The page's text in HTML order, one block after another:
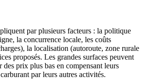
par plusieurs facteurs : la politique
la concurrence locale, les coûts
la localisation (autoroute, zone rurale
proposés. Les grandes surfaces peuvent
des prix plus bas en compensant leurs
par leurs autres activités.